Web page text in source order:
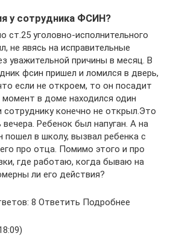
у сотрудника ФСИН?
уголовно-исполнительного
не явясь на исправительные
уважительной причины в месяц. В
фсин пришел и ломился в дверь,
если не откроем, то он посадит
в доме находился один
сотруднику конечно не открыл.Это
Ребенок был напуган. А на
в школу, вызвал ребенка с
про отца. Помимо этого и про
где работаю, когда бываю на
ли его действия?
8 Ответить Подробнее